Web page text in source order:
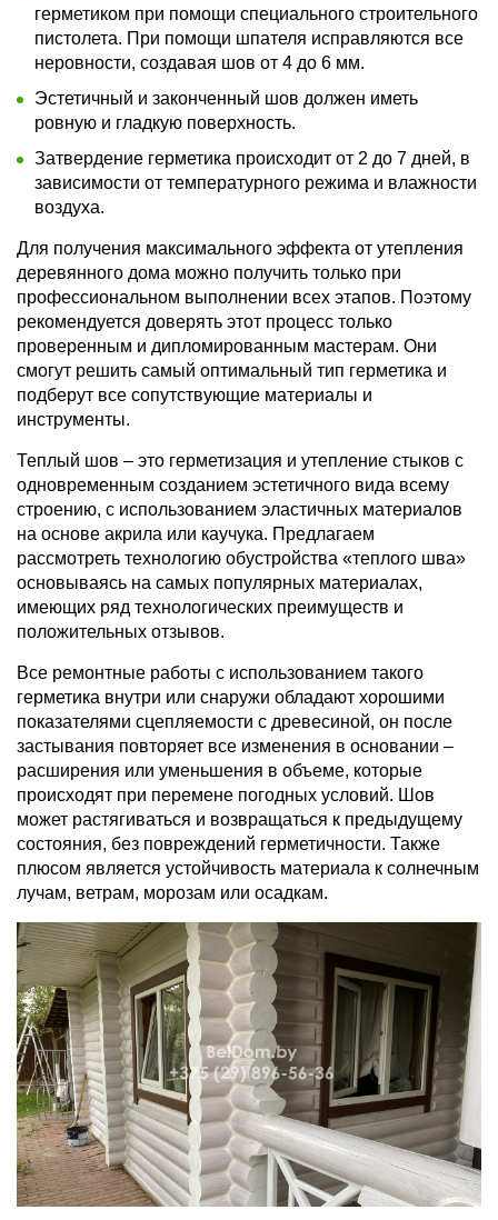
герметиком при помощи специального строительного
пистолета. При помощи шпателя исправляются все
неровности, создавая шов от 4 до 6 мм.
Эстетичный и законченный шов должен иметь
ровную и гладкую поверхность.
Затвердение герметика происходит от 2 до 7 дней, в
зависимости от температурного режима и влажности
воздуха.
Для получения максимального эффекта от утепления
деревянного дома можно получить только при
профессиональном выполнении всех этапов. Поэтому
рекомендуется доверять этот процесс только
проверенным и дипломированным мастерам. Они
смогут решить самый оптимальный тип герметика и
подберут все сопутствующие материалы и
инструменты.
Теплый шов – это герметизация и утепление стыков с
одновременным созданием эстетичного вида всему
строению, с использованием эластичных материалов
на основе акрила или каучука. Предлагаем
рассмотреть технологию обустройства «теплого шва»
основываясь на самых популярных материалах,
имеющих ряд технологических преимуществ и
положительных отзывов.
Все ремонтные работы с использованием такого
герметика внутри или снаружи обладают хорошими
показателями сцепляемости с древесиной, он после
застывания повторяет все изменения в основании –
расширения или уменьшения в объеме, которые
происходят при перемене погодных условий. Шов
может растягиваться и возвращаться к предыдущему
состояния, без повреждений герметичности. Также
плюсом является устойчивость материала к солнечным
лучам, ветрам, морозам или осадкам.